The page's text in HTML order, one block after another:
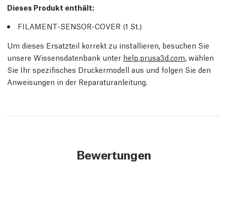
Dieses Produkt enthält:
FILAMENT-SENSOR-COVER (1 St.)
Um dieses Ersatzteil korrekt zu installieren, besuchen Sie
unsere Wissensdatenbank unter help.prusa3d.com, wählen
Sie Ihr spezifisches Druckermodell aus und folgen Sie den
Anweisungen in der Reparaturanleitung.
Bewertungen